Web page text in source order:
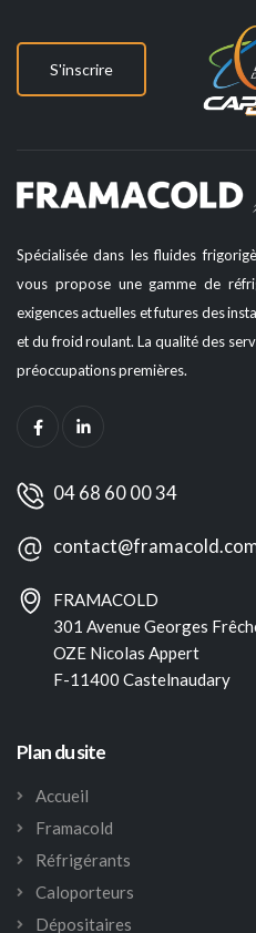
S'inscrire
Spécialisée dans les fluides
vous propose une gamme de
exigences actuelles et futures des
et du froid roulant. La qualité des
préoccupations premières.
04 68 60 00 34
FRAMACOLD
301 Avenue Georges
OZE Nicolas Appert
F-11400 Castelnaudary
Plan du site
Accueil
Framacold
Réfrigérants
Caloporteurs
Dépositaires